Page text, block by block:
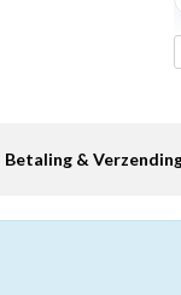
Betaling &